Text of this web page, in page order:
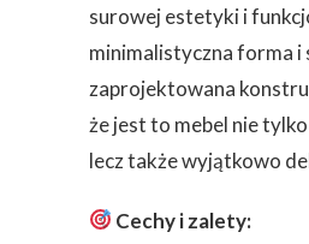
surowej estetyki i
minimalistyczna forma i
zaprojektowana
że jest to mebel nie
lecz także wyjątkowo
Cechy i zalety: